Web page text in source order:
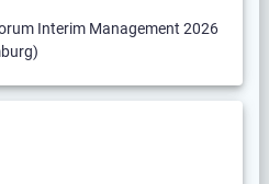
Interim Management 2026